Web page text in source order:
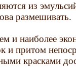
из
размешивать.
и наиболее
и притом
красками